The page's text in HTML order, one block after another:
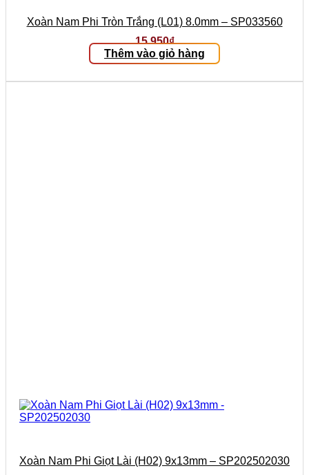
Xoàn Nam Phi Tròn Trắng (L01) 8.0mm – SP033560
15.950₫
Thêm vào giỏ hàng
Xoàn Nam Phi Giọt Lài (H02) 9x13mm – SP202502030